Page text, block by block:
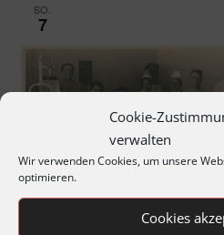
Cookie-
verwalten
Wir verwenden Cookies, um unsere
optimieren.
Cookies
SO.
7